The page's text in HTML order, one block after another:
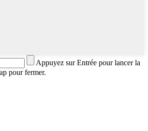
Appuyez sur Entrée pour lancer la
pour fermer.